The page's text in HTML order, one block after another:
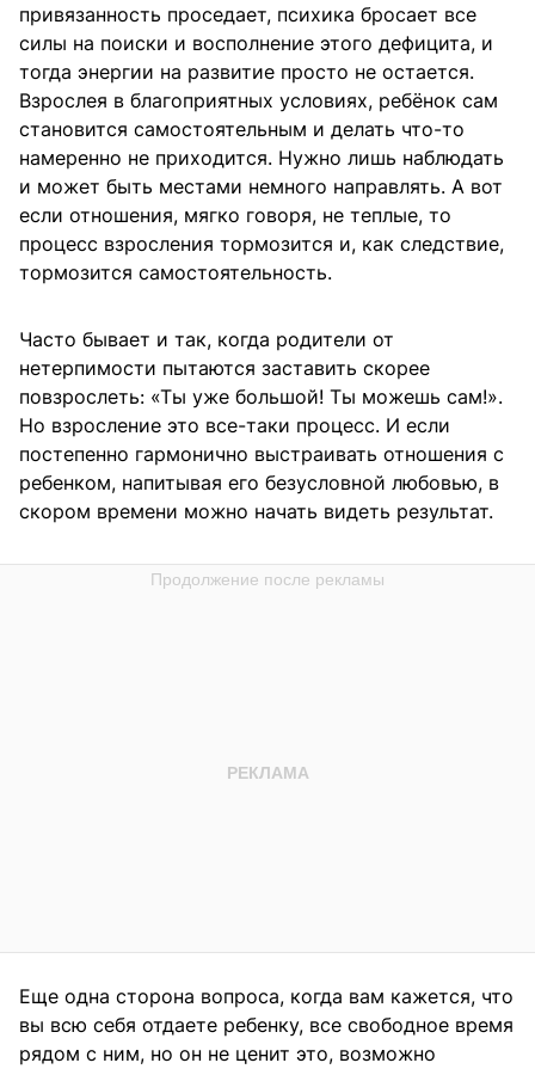
привязанность проседает, психика бросает все
силы на поиски и восполнение этого дефицита, и
тогда энергии на развитие просто не остается.
Взрослея в благоприятных условиях, ребёнок сам
становится самостоятельным и делать что-то
намеренно не приходится. Нужно лишь наблюдать
и может быть местами немного направлять. А вот
если отношения, мягко говоря, не теплые, то
процесс взросления тормозится и, как следствие,
тормозится самостоятельность.
Часто бывает и так, когда родители от
нетерпимости пытаются заставить скорее
повзрослеть: «Ты уже большой! Ты можешь сам!».
Но взросление это все-таки процесс. И если
постепенно гармонично выстраивать отношения с
ребенком, напитывая его безусловной любовью, в
скором времени можно начать видеть результат.
Еще одна сторона вопроса, когда вам кажется, что
вы всю себя отдаете ребенку, все свободное время
рядом с ним, но он не ценит это, возможно